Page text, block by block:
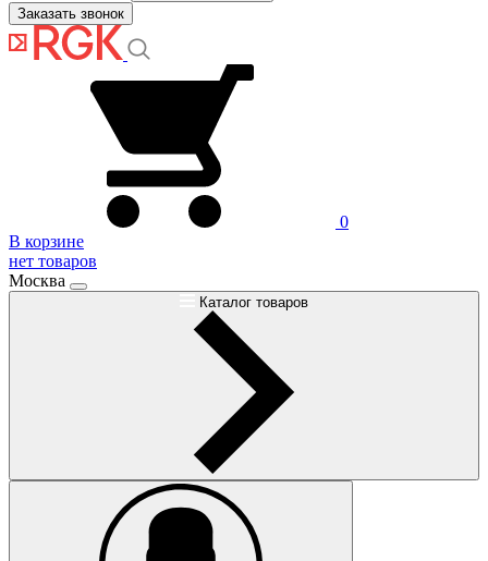
Заказать звонок
0
В корзине
нет товаров
Москва
Каталог товаров